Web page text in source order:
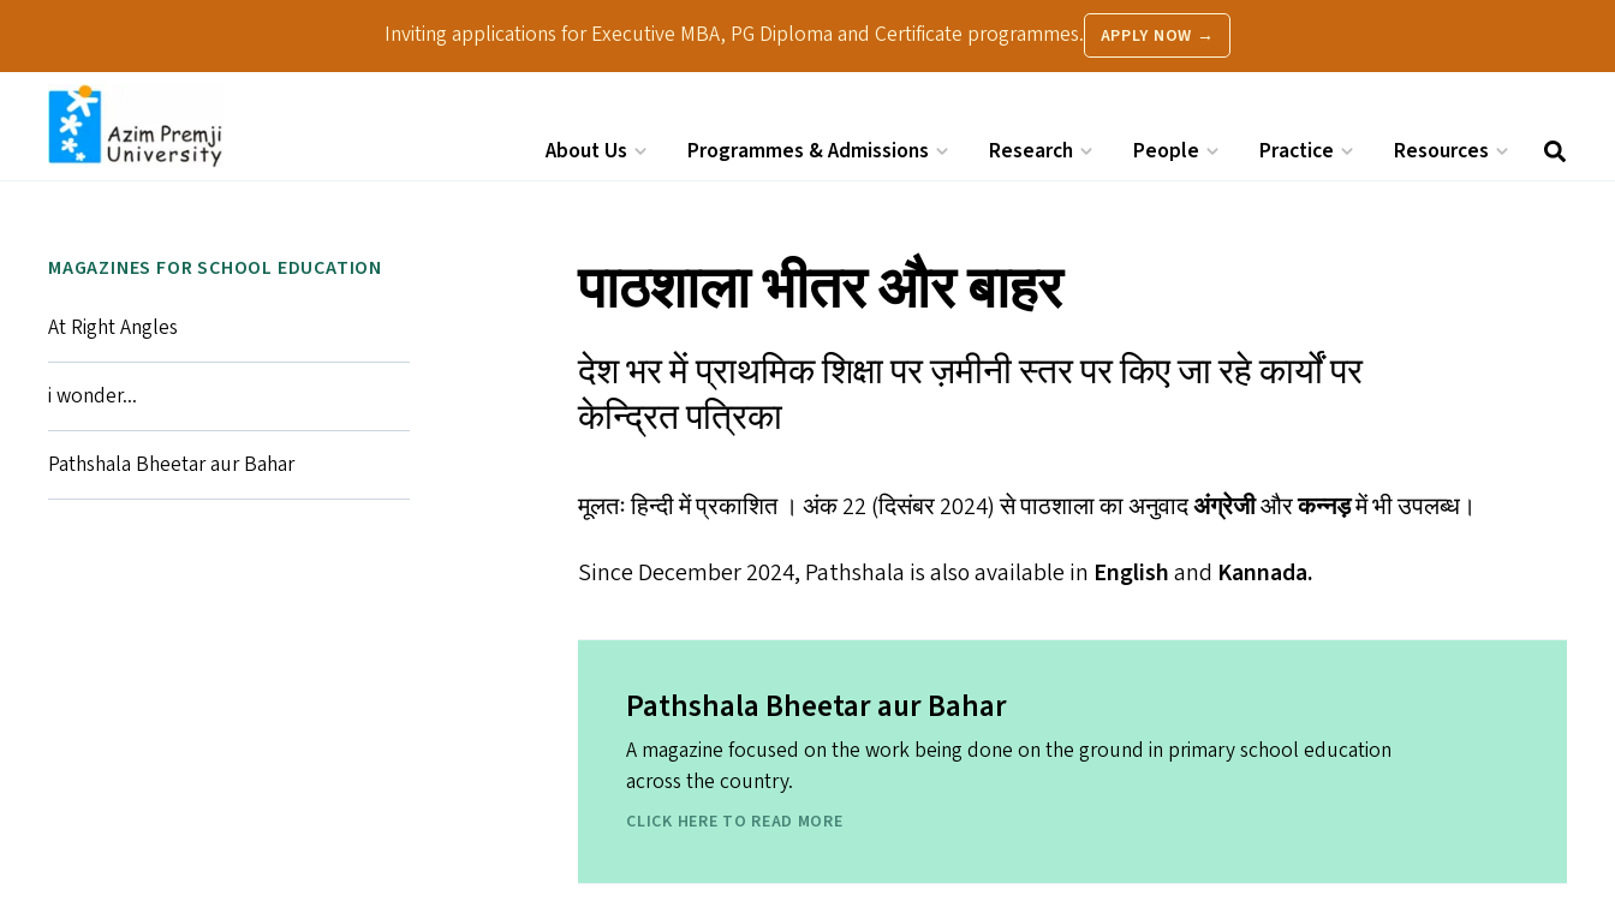
Inviting applications for Executive MBA, PG Diploma and Certificate programmes. APPLY NOW →
About Us Programmes & Admissions Research People Practice Resources
MAGAZINES FOR SCHOOL EDUCATION
At Right Angles
i wonder...
Pathshala Bheetar aur Bahar
पाठशाला भीतर और बाहर
देश भर में प्राथमिक शिक्षा पर ज़मीनी स्तर पर किए जा रहे कार्यों पर
केन्द्रित पत्रिका
मूलतः हिन्दी में प्रकाशित । अंक 22 (दिसंबर 2024) से पाठशाला का अनुवादअंग्रेजीऔरकन्नड़में भी उपलब्ध।
Since December 2024, Pathshala is also available in Englishand Kannada.
Pathshala Bheetar aur Bahar
A magazine focused on the work being done on the ground in primary school education
across the country.
CLICK HERE TO READ MORE